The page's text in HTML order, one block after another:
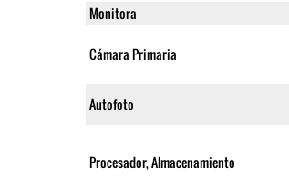
Monitora
Cámara Primaria
Autofoto
Procesador, Almacenamiento